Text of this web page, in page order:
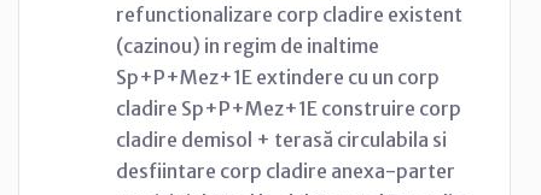
refunctionalizare corp cladire existent
(cazinou) in regim de inaltime
Sp+P+Mez+1E extindere cu un corp
cladire Sp+P+Mez+1E construire corp
cladire demisol + terasă circulabila si
desfiintare corp cladire anexa-parter